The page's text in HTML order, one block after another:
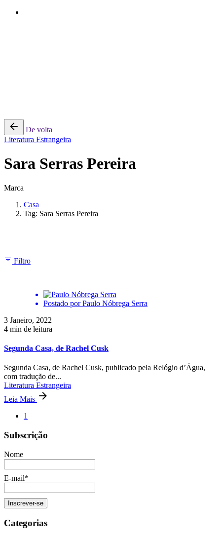
De volta
Literatura Estrangeira
Sara Serras Pereira
Marca
Casa
Tag: Sara Serras Pereira
Filtro
Postado por Paulo Nóbrega Serra
3 Janeiro, 2022
4 min de leitura
Segunda Casa, de Rachel Cusk
Segunda Casa, de Rachel Cusk, publicado pela Relógio d’Água,
com tradução de...
Literatura Estrangeira
Leia Mais
1
Subscrição
Nome
E-mail*
Categorias